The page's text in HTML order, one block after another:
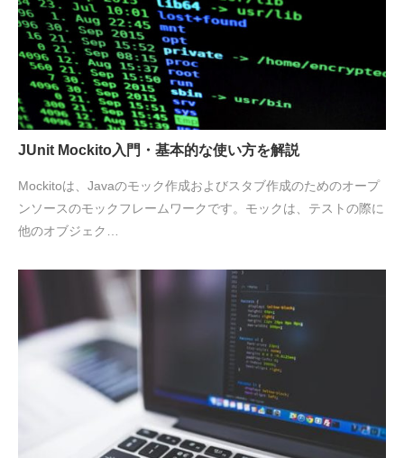
JUnit Mockito入門・基本的な使い方を解説
Mockitoは、Javaのモック作成およびスタブ作成のためのオープ
ンソースのモックフレームワークです。モックは、テストの際に
他のオブジェク…